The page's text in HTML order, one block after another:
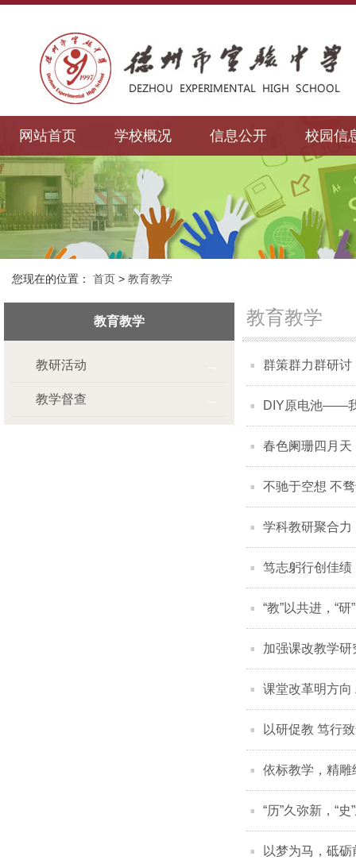
网站首页 学校概况 信息公开 校园信
您现在的位置： 首页 > 教育教学
教育教学
教研活动
教学督查
教育教学
群策群力群研
DIY原电池——
春色阑珊四月
不驰于空想 不
学科教研聚合
笃志躬行创佳
“教”以共进，“
加强课改教学
课堂改革明方
以研促教 笃行
依标教学，精
“历”久弥新，“
以梦为马，砥